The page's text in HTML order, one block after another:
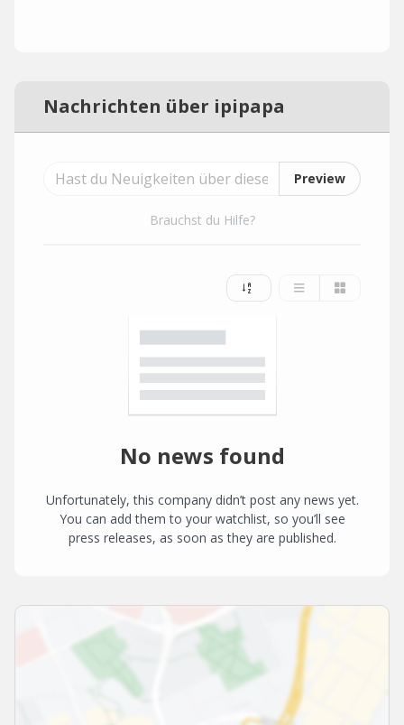
Nachrichten über ipipapa
Preview
Brauchst du Hilfe?
No news found
Unfortunately, this company didn’t post any news yet.
You can add them to your watchlist, so you’ll see
press releases, as soon as they are published.